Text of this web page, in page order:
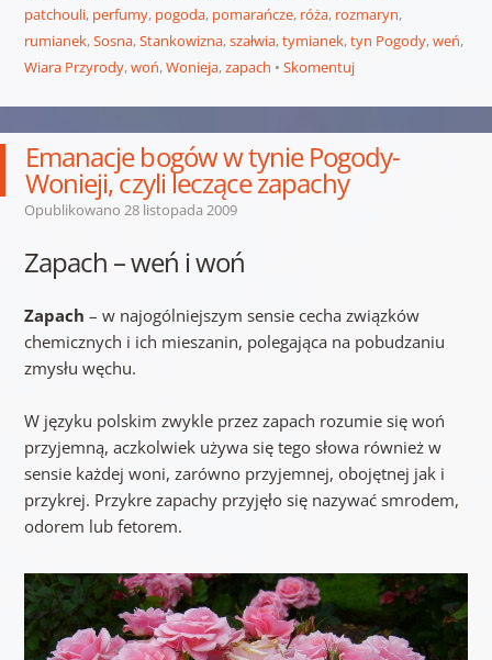
patchouli, perfumy, pogoda, pomarańcze, róża, rozmaryn,
rumianek,Sosna,Stankowizna,szałwia,tymianek,tyn Pogody,weń,
Wiara Przyrody,woń,Wonieja,zapach Skomentuj
Emanacje bogów w tynie Pogody-
Wonieji, czyli leczące zapachy
Opublikowano 28 listopada 2009
Zapach – weń i woń
Zapach – w najogólniejszym sensie cecha związków
chemicznych i ich mieszanin, polegająca na pobudzaniu
zmysłu węchu.
W języku polskim zwykle przez zapach rozumie się woń
przyjemną, aczkolwiek używa się tego słowa również w
sensie każdej woni, zarówno przyjemnej, obojętnej jak i
przykrej. Przykre zapachy przyjęło się nazywać smrodem,
odorem lub fetorem.